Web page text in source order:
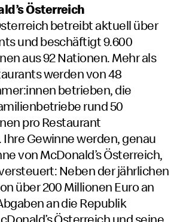
Österreich
betreibt aktuell über
und beschäftigt 9.600
aus 92 Nationen. Mehr als
werden von 48
betrieben, die
rund 50
pro Restaurant
Gewinne werden, genau
von McDonald’s Österreich,
Neben der jährlichen
über 200 Millionen Euro an
an die Republik